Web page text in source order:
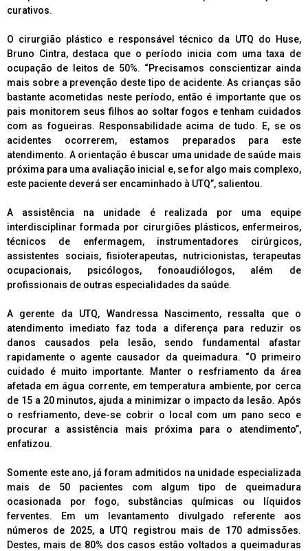
curativos.
O cirurgião plástico e responsável técnico da UTQ do Huse,
Bruno Cintra, destaca que o período inicia com uma taxa de
ocupação de leitos de 50%. “Precisamos conscientizar ainda
mais sobre a prevenção deste tipo de acidente. As crianças são
bastante acometidas neste período, então é importante que os
pais monitorem seus filhos ao soltar fogos e tenham cuidados
com as fogueiras. Responsabilidade acima de tudo. E, se os
acidentes ocorrerem, estamos preparados para este
atendimento. A orientação é buscar uma unidade de saúde mais
próxima para uma avaliação inicial e, se for algo mais complexo,
este paciente deverá ser encaminhado à UTQ”, salientou.
A assistência na unidade é realizada por uma equipe
interdisciplinar formada por cirurgiões plásticos, enfermeiros,
técnicos de enfermagem, instrumentadores cirúrgicos,
assistentes sociais, fisioterapeutas, nutricionistas, terapeutas
ocupacionais, psicólogos, fonoaudiólogos, além de
profissionais de outras especialidades da saúde.
A gerente da UTQ, Wandressa Nascimento, ressalta que o
atendimento imediato faz toda a diferença para reduzir os
danos causados pela lesão, sendo fundamental afastar
rapidamente o agente causador da queimadura. “O primeiro
cuidado é muito importante. Manter o resfriamento da área
afetada em água corrente, em temperatura ambiente, por cerca
de 15 a 20 minutos, ajuda a minimizar o impacto da lesão. Após
o resfriamento, deve-se cobrir o local com um pano seco e
procurar a assistência mais próxima para o atendimento”,
enfatizou.
Somente este ano, já foram admitidos na unidade especializada
mais de 50 pacientes com algum tipo de queimadura
ocasionada por fogo, substâncias químicas ou líquidos
ferventes. Em um levantamento divulgado referente aos
números de 2025, a UTQ registrou mais de 170 admissões.
Destes, mais de 80% dos casos estão voltados a queimaduras